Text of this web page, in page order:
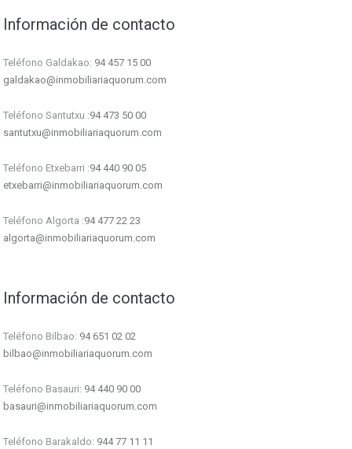
Información de contacto
Teléfono Galdakao: 94 457 15 00
galdakao@inmobiliariaquorum.com
Teléfono Santutxu :94 473 50 00
santutxu@inmobiliariaquorum.com
Teléfono Etxebarri :94 440 90 05
etxebarri@inmobiliariaquorum.com
Teléfono Algorta :94 477 22 23
algorta@inmobiliariaquorum.com
Información de contacto
Teléfono Bilbao: 94 651 02 02
bilbao@inmobiliariaquorum.com
Teléfono Basauri: 94 440 90 00
basauri@inmobiliariaquorum.com
Teléfono Barakaldo: 944 77 11 11